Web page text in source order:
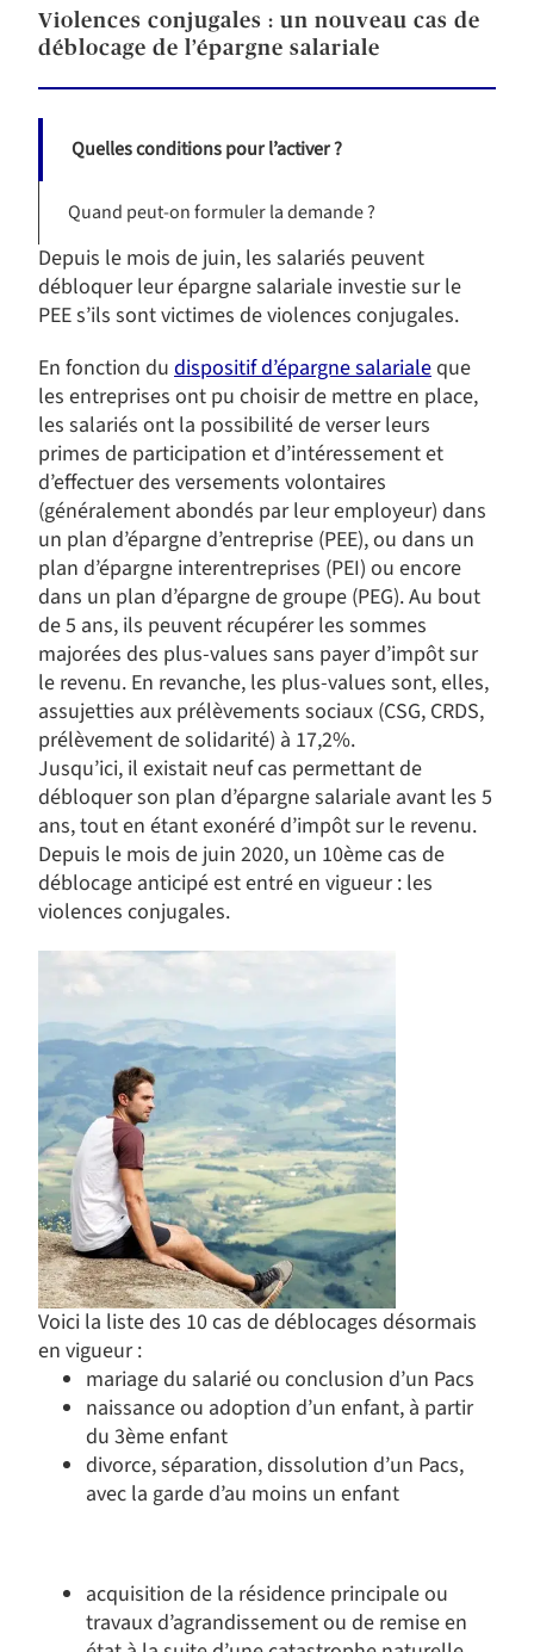
Violences conjugales : un nouveau cas de
déblocage de l’épargne salariale
Quelles conditions pour l’activer ?
Quand peut-on formuler la demande ?
Depuis le mois de juin, les salariés peuvent
débloquer leur épargne salariale investie sur le
PEE s’ils sont victimes de violences conjugales.
En fonction du dispositif d’épargne salariale que
les entreprises ont pu choisir de mettre en place,
les salariés ont la possibilité de verser leurs
primes de participation et d’intéressement et
d’effectuer des versements volontaires
(généralement abondés par leur employeur) dans
un plan d’épargne d’entreprise (PEE), ou dans un
plan d’épargne interentreprises (PEI) ou encore
dans un plan d’épargne de groupe (PEG). Au bout
de 5 ans, ils peuvent récupérer les sommes
majorées des plus-values sans payer d’impôt sur
le revenu. En revanche, les plus-values sont, elles,
assujetties aux prélèvements sociaux (CSG, CRDS,
prélèvement de solidarité) à 17,2%.
Jusqu’ici, il existait neuf cas permettant de
débloquer son plan d’épargne salariale avant les 5
ans, tout en étant exonéré d’impôt sur le revenu.
Depuis le mois de juin 2020, un 10ème cas de
déblocage anticipé est entré en vigueur : les
violences conjugales.
Voici la liste des 10 cas de déblocages désormais
en vigueur :
mariage du salarié ou conclusion d’un Pacs
naissance ou adoption d’un enfant, à partir
du 3ème enfant
divorce, séparation, dissolution d’un Pacs,
avec la garde d’au moins un enfant
acquisition de la résidence principale ou
travaux d’agrandissement ou de remise en